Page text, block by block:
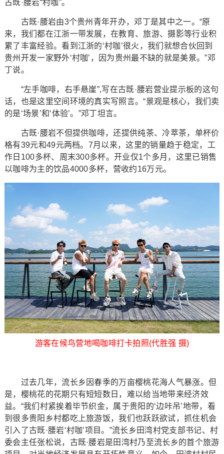
古既·腰岩“村咖”。
古既·腰岩由3个贵州青年开办，邓丁是其中之一。“原
来，我们都在江浙一带发展，在教育、旅游、摄影等行业积
累了丰富经验。看到江浙的‘村咖’很火，我们就想合伙回到
贵州开发一家野外‘村咖’，因为贵州最不缺的就是美景。”邓
丁说。
“左手咖啡，右手悬崖”,写在古既·腰岩营业提示板的这句
话，也是这里空间环境的真实写照言。“景观是核心，我们卖
的是‘场景’和‘体验’。”邓丁坦言。
古既·腰岩不但提供咖啡，还提供纯茶、冷萃茶，单杯价
格有39元和49元两档。7月以来，这里的销量趋于稳定，工
作日100多杯、周末300多杯。开业仅1个多月，这里已销售
以咖啡为主的饮品4000多杯，营收约16万元。
游客在候鸟营地喝咖啡打卡拍照(代胜强 摄)
过去几年，流长乡因春季的万亩樱桃花海人气暴涨。但
是，樱桃花的花期只有短短数日，难以给当地带来经济效
益。“我们村紧挨着毕节织金，属于贵阳的‘边咔吊’地带，看
到很多贵阳乡村都吃上旅游饭，我们也跃跃欲试，抓住机会
引入了古既·腰岩‘村咖’项目。”流长乡田湾村党支部书记、村
委会主任张松说，古既·腰岩是田湾村乃至流长乡的首个旅游